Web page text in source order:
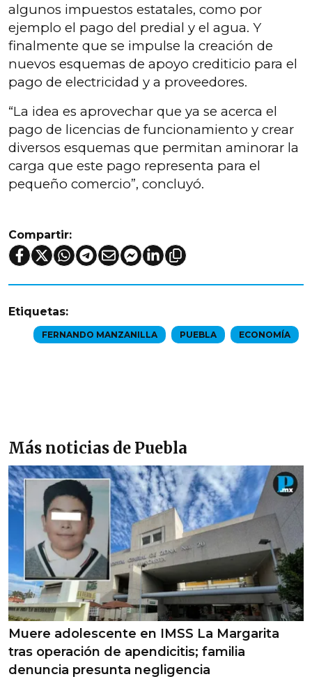
algunos impuestos estatales, como por
ejemplo el pago del predial y el agua. Y
finalmente que se impulse la creación de
nuevos esquemas de apoyo crediticio para el
pago de electricidad y a proveedores.
“La idea es aprovechar que ya se acerca el
pago de licencias de funcionamiento y crear
diversos esquemas que permitan aminorar la
carga que este pago representa para el
pequeño comercio”, concluyó.
Compartir:
Etiquetas:
FERNANDO MANZANILLA PUEBLA ECONOMÍA
Más noticias de Puebla
Muere adolescente en IMSS La Margarita
tras operación de apendicitis; familia
denuncia presunta negligencia